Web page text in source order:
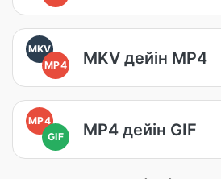
MKV
MP4
MKV дейін MP4
MP4
GIF
MP4 дейін GIF